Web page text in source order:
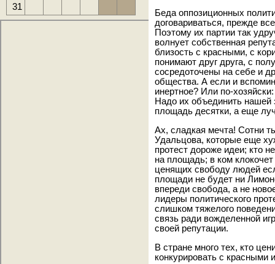
31
Беда оппозиционных
договариваться, прежде
Поэтому их партии так
волнует собственная
близость с красными, с
понимают друг друга, с
сосредоточены на себе и
общества. А если и
инертное? Или по-
Надо их объединить нашей
площадь десятки, а еще
Ах, сладкая мечта! Сотни
Удальцова, которые еще
протест дороже идеи; кто
на площадь; в ком
ценящих свободу людей
площади не будет ни
впереди свобода, а не
лидеры политического
слишком тяжелого
связь ради вожделенной
своей репутации.
В стране много тех, кто
конкурировать с красными